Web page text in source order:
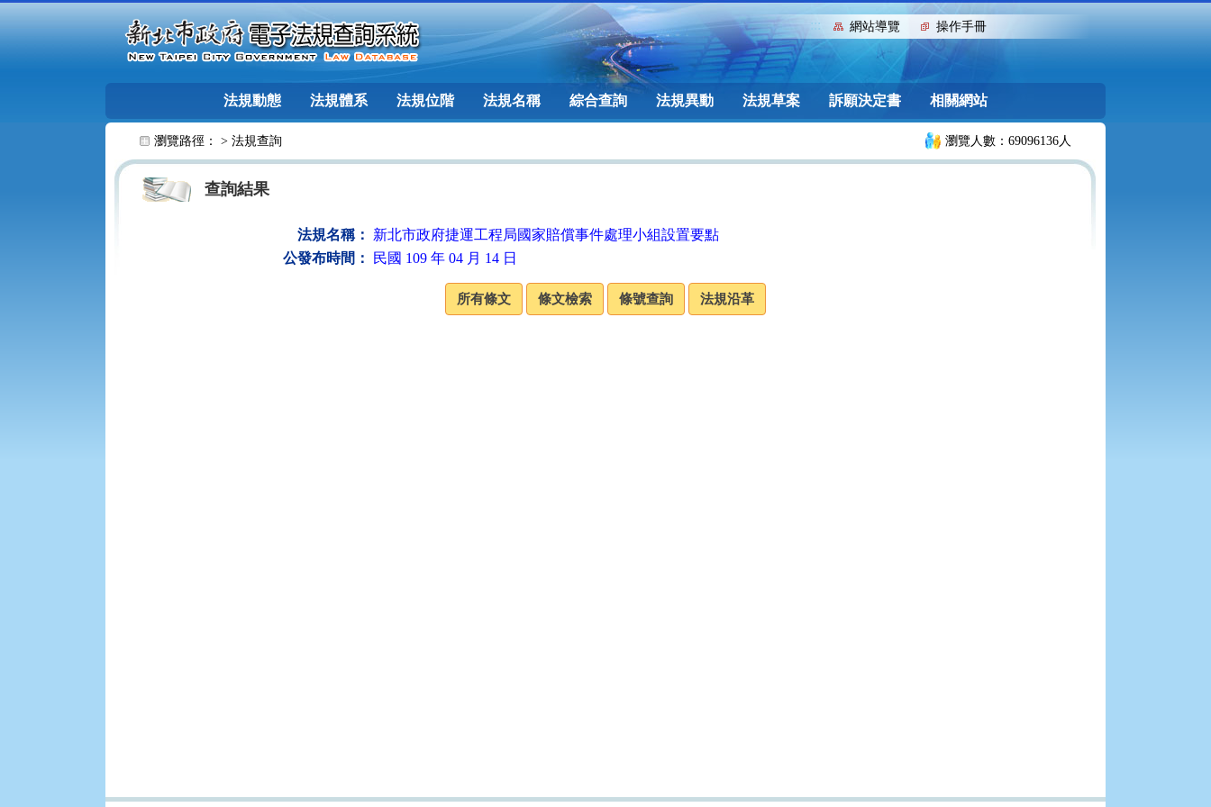
::: 網站導覽 操作手冊
法規動態 法規體系 法規位階 法規名稱 綜合查詢 法規異動 法規草案 訴願決定書 相關網站
瀏覽路徑： > 法規查詢 瀏覽人數：69096136人
查詢結果
法規名稱：
新北市政府捷運工程局國家賠償事件處理小組設置要點
公發布時間：
民國 109 年 04 月 14 日